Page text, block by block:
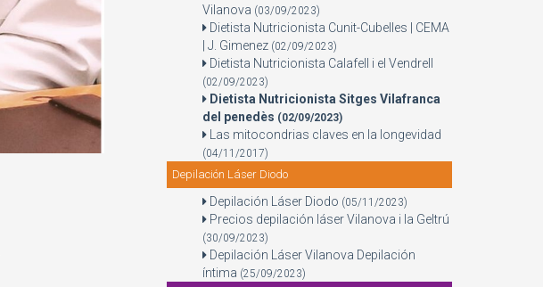
Vilanova (03/09/2023)
Dietista Nutricionista Cunit-Cubelles | CEMA
| J. Gimenez (02/09/2023)
Dietista Nutricionista Calafell i el Vendrell
(02/09/2023)
Dietista Nutricionista Sitges Vilafranca
del penedès (02/09/2023)
Las mitocondrias claves en la longevidad
(04/11/2017)
Depilación Láser Diodo
Depilación Láser Diodo (05/11/2023)
Precios depilación láser Vilanova i la Geltrú
(30/09/2023)
Depilación Láser Vilanova Depilación
íntima (25/09/2023)